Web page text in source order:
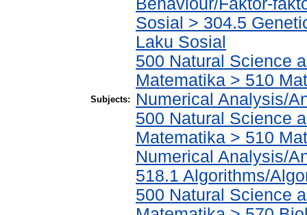
Subjects:
Behaviour/Faktor-
Sosial > 304.5
Laku Sosial
500 Natural Science
Matematika > 510
Numerical Analysis/
500 Natural Science
Matematika > 510
Numerical Analysis/
518.1 Algorithms/
500 Natural Science